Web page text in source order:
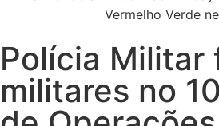
Polícia Militar
militares no